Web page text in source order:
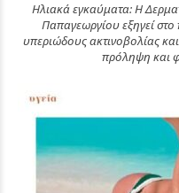
Ηλιακά εγκαύματα: Η
Παπαγεωργίου εξηγεί στο
υπεριώδους ακτινοβολίας
πρόληψη και